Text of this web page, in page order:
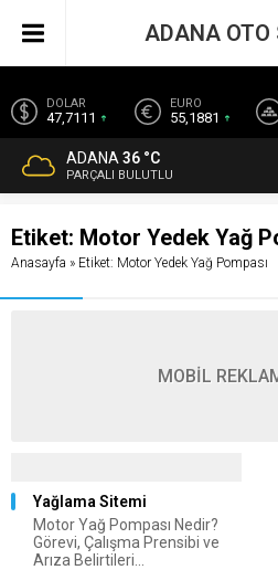
DOLAR
47,7111
EURO
55,1881
ADANA 36 °C
PARÇALI BULUTLU
ADANA OTO
Etiket: Motor Yedek Yağ
Anasayfa » Etiket: Motor Yedek Yağ Pompası
MOBİL
Yağlama Sitemi
Motor Yağ Pompası Nedir?
Görevi, Çalışma Prensibi ve
Arıza Belirtileri...